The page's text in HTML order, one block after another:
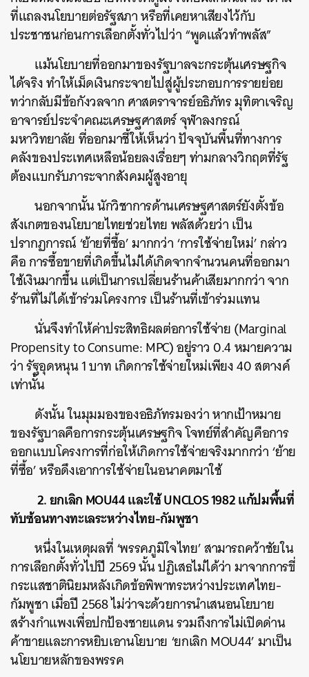
ที่แถลงนโยบายต่อรัฐสภา หรือที่เคยหาเสียงไว้กับ
ประชาชนก่อนการเลือกตั้งทั่วไปว่า “พูดแล้วทำพลัส”
แม้นโยบายที่ออกมาของรัฐบาลจะกระตุ้นเศรษฐกิจ
ได้จริง ทำให้เม็ดเงินกระจายไปสู่ผู้ประกอบการรายย่อย
ทว่ากลับมีข้อกังวลจาก ศาสตราจารย์อธิภัทร มุทิตาเจริญ
อาจารย์ประจำคณะเศรษฐศาสตร์ จุฬาลงกรณ์
มหาวิทยาลัย ที่ออกมาชี้ให้เห็นว่า ปัจจุบันพื้นที่ทางการ
คลังของประเทศเหลือน้อยลงเรื่อยๆ ท่ามกลางวิกฤตที่รัฐ
ต้องแบกรับภาระจากสังคมผู้สูงอายุ
นอกจากนั้น นักวิชาการด้านเศรษฐศาสตร์ยังตั้งข้อ
สังเกตของนโยบายไทยช่วยไทย พลัสด้วยว่า เป็น
ปรากฏการณ์ ‘ย้ายที่ซื้อ’ มากกว่า ‘การใช้จ่ายใหม่’ กล่าว
คือ การซื้อขายที่เกิดขึ้นไม่ได้เกิดจากจำนวนคนที่ออกมา
ใช้เงินมากขึ้น แต่เป็นการเปลี่ยนร้านค้าเสียมากกว่า จาก
ร้านที่ไม่ได้เข้าร่วมโครงการ เป็นร้านที่เข้าร่วมแทน
นั่นจึงทำให้ค่าประสิทธิผลต่อการใช้จ่าย (Marginal
Propensity to Consume: MPC) อยู่ราว 0.4 หมายความ
ว่า รัฐอุดหนุน 1 บาท เกิดการใช้จ่ายใหม่เพียง 40 สตางค์
เท่านั้น
ดังนั้น ในมุมมองของอธิภัทรมองว่า หากเป้าหมาย
ของรัฐบาลคือการกระตุ้นเศรษฐกิจ โจทย์ที่สำคัญคือการ
ออกแบบโครงการที่ก่อให้เกิดการใช้จ่ายจริงมากกว่า ‘ย้าย
ที่ซื้อ’ หรือดึงเอาการใช้จ่ายในอนาคตมาใช้
2. ยกเลิก MOU44 และใช้ UNCLOS 1982 แก้ปมพื้นที่
ทับซ้อนทางทะเลระหว่างไทย-กัมพูชา
หนึ่งในเหตุผลที่ ‘พรรคภูมิใจไทย’ สามารถคว้าชัยใน
การเลือกตั้งทั่วไปปี 2569 นั้น ปฏิเสธไม่ได้ว่า มาจากการขี่
กระแสชาตินิยมหลังเกิดข้อพิพาทระหว่างประเทศไทย-
กัมพูชา เมื่อปี 2568 ไม่ว่าจะด้วยการนำเสนอนโยบาย
สร้างกำแพงเพื่อปกป้องชายแดน รวมถึงการไม่เปิดด่าน
ค้าขายและการหยิบเอานโยบาย ‘ยกเลิก​ MOU44’ มาเป็น
นโยบายหลักของพรรค